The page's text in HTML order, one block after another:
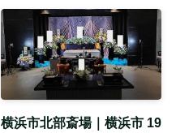
横浜市北部斎場｜横浜市 19